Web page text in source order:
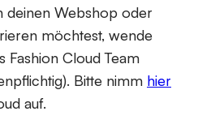
deinen Webshop oder
möchtest, wende
Fashion Cloud Team
Bitte nimm hier
auf.